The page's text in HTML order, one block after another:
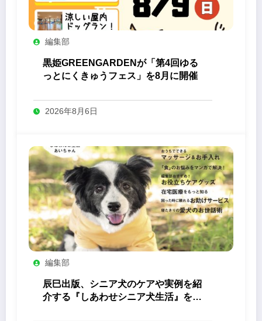
編集部
黒姫GREENGARDENが「第4回ゆる
っとにくきゅうフェス」を8月に開催
2026年8月6日
編集部
辰巳出版、シニア犬のケアや実例を紹
介する『しあわせシニア犬生活』を発